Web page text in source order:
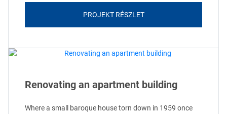
PROJEKT RÉSZLET
Renovating an apartment building
Where a small baroque house torn down in 1959 once